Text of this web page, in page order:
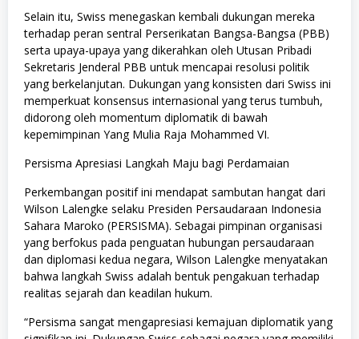
Selain itu, Swiss menegaskan kembali dukungan mereka
terhadap peran sentral Perserikatan Bangsa-Bangsa (PBB)
serta upaya-upaya yang dikerahkan oleh Utusan Pribadi
Sekretaris Jenderal PBB untuk mencapai resolusi politik
yang berkelanjutan. Dukungan yang konsisten dari Swiss ini
memperkuat konsensus internasional yang terus tumbuh,
didorong oleh momentum diplomatik di bawah
kepemimpinan Yang Mulia Raja Mohammed VI.
Persisma Apresiasi Langkah Maju bagi Perdamaian
Perkembangan positif ini mendapat sambutan hangat dari
Wilson Lalengke selaku Presiden Persaudaraan Indonesia
Sahara Maroko (PERSISMA). Sebagai pimpinan organisasi
yang berfokus pada penguatan hubungan persaudaraan
dan diplomasi kedua negara, Wilson Lalengke menyatakan
bahwa langkah Swiss adalah bentuk pengakuan terhadap
realitas sejarah dan keadilan hukum.
“Persisma sangat mengapresiasi kemajuan diplomatik yang